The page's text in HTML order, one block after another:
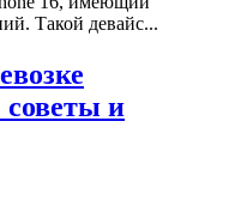
Такой девайс...
советы и